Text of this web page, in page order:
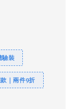
驗裝
｜兩件9折